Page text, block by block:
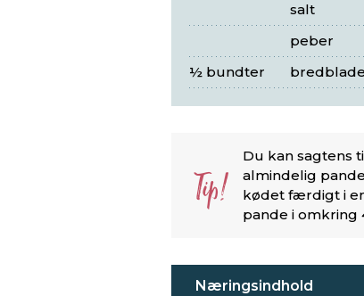
salt
peber
½ bundter
Tip!
Du kan sagtens
almindelig
kødet færdigt i
pande i omkring
Næringsindhold